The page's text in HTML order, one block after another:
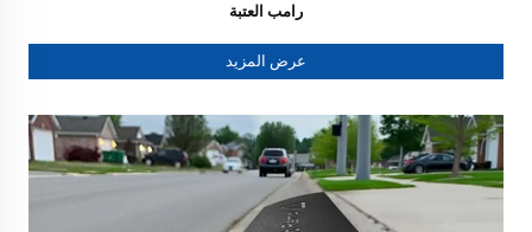
رامب العتبة
عرض المزيد